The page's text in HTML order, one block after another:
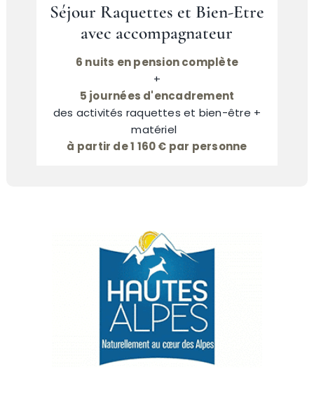
Séjour Raquettes et Bien-Etre
avec accompagnateur
6 nuits en pension complète
+
5 journées d'encadrement
des activités raquettes et bien-être +
matériel
à partir de 1 160 € par personne